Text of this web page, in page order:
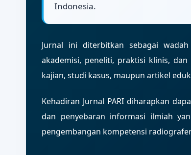
Indonesia.
Jurnal ini diterbitkan sebagai
akademisi, peneliti, praktisi klinis,
kajian, studi kasus, maupun artikel
Kehadiran Jurnal PARI diharapkan
dan penyebaran informasi ilmiah
pengembangan kompetensi